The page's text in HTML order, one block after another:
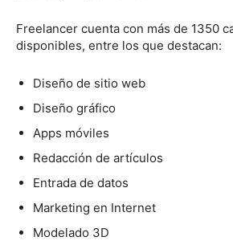
Freelancer cuenta con más de 1350
disponibles, entre los que destacan:
Diseño de sitio web
Diseño gráfico
Apps móviles
Redacción de artículos
Entrada de datos
Marketing en Internet
Modelado 3D